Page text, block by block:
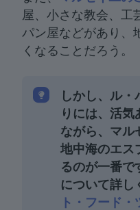
屋、小さな教会、工
パン屋などがあり、
くなることだろう。
しかし、 ル・
りには、活
ながら、マル
地中海のエス
るのが一番で
について詳し
ト・フード